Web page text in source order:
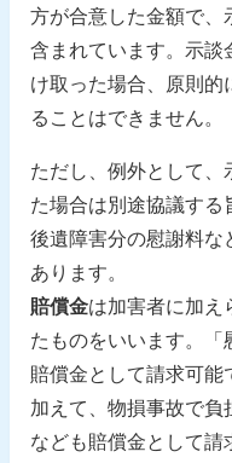
方が合意した金額で、
含まれています。示談
け取った場合、原則的
ることはできません。
ただし、例外として、
た場合は別途協議する
後遺障害分の慰謝料な
あります。
賠償金は加害者に加え
たものをいいます。「
賠償金として請求可能
加えて、物損事故で負
なども賠償金として請